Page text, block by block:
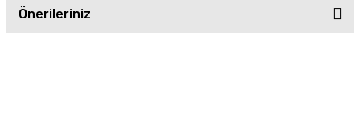
Önerileriniz